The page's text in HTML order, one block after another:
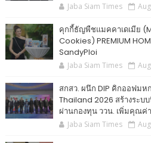
Jaba Siam Times
คุกกี้ธัญพืชแมคคาเดเมีย
Cookies) PREMIUM
SandyPloi
Jaba Siam Times
สกสว. ผนึก DIP คิกออฟมห
Thailand 2026 สร้างระบ
ผ่านกองทุน ววน. เพิ่มคุณค่
Jaba Siam Times